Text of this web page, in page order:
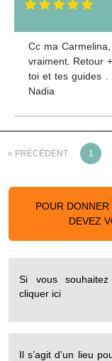
Cc ma
vraiment. Retour
toi et tes guides .
Nadia
« PRÉCÉDENT 1
POUR
DEVEZ
Si vous souhaitez
cliquer ici
Il s’agit d’un lieu